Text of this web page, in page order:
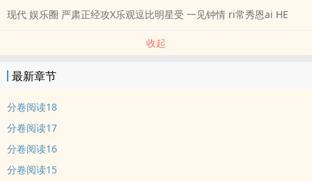
现代 娱乐圈 严肃正经攻X乐观逗比明星受 一见钟情 ri常秀恩ai HE
收起
最新章节
分卷阅读18
分卷阅读17
分卷阅读16
分卷阅读15